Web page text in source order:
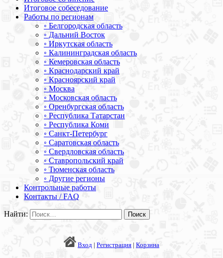
Итоговое собеседование
Работы по регионам
◦ Белгородская область
◦ Дальний Восток
◦ Иркутская область
◦ Калининградская область
◦ Кемеровская область
◦ Краснодарский край
◦ Красноярский край
◦ Москва
◦ Московская область
◦ Оренбургская область
◦ Республика Татарстан
◦ Республика Коми
◦ Санкт-Петербург
◦ Саратовская область
◦ Свердловская область
◦ Ставропольский край
◦ Тюменская область
◦ Другие регионы
Контрольные работы
Контакты / FAQ
Найти:
Вход | Регистрация | Корзина